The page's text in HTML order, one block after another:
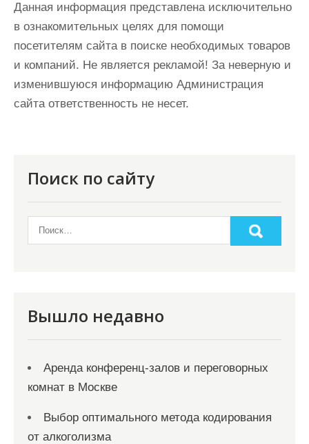
Данная информация представлена исключительно
в ознакомительных целях для помощи
посетителям сайта в поиске необходимых товаров
и компаний. Не является рекламой! За неверную и
изменившуюся информацию Администрация
сайта ответственность не несет.
Поиск по сайту
Вышло недавно
Аренда конференц-залов и переговорных
комнат в Москве
Выбор оптимального метода кодирования
от алкоголизма